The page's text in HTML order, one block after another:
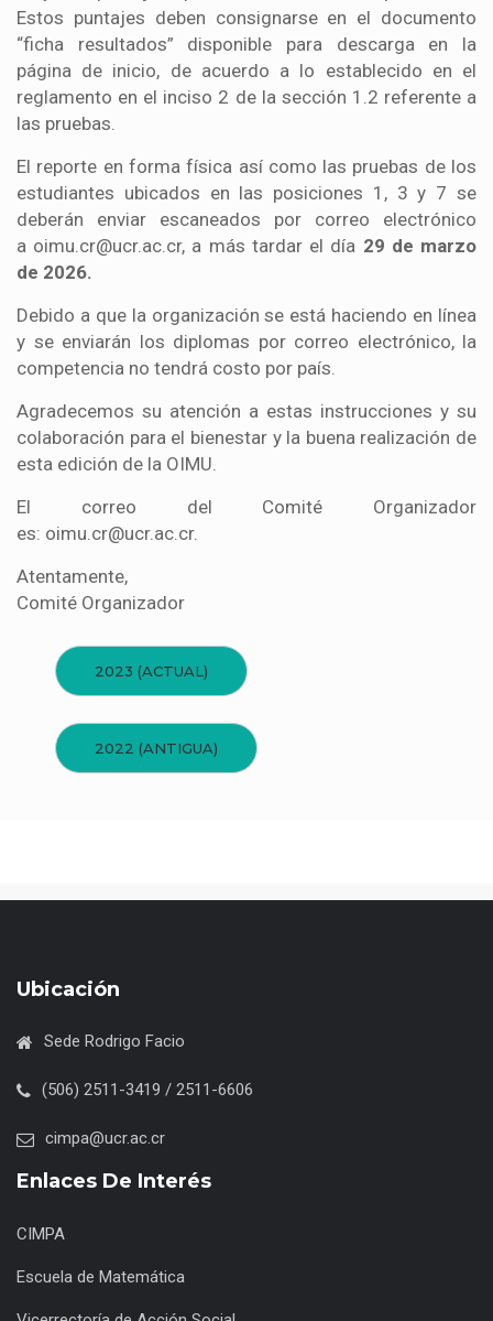
Estos puntajes deben consignarse en el documento
“ficha resultados” disponible para descarga en la
página de inicio, de acuerdo a lo establecido en el
reglamento en el inciso 2 de la sección 1.2 referente a
las pruebas.
El reporte en forma física así como las pruebas de los
estudiantes ubicados en las posiciones 1, 3 y 7 se
deberán enviar escaneados por correo electrónico
a oimu.cr@ucr.ac.cr, a más tardar el día 29 de marzo
de 2026.
Debido a que la organización se está haciendo en línea
y se enviarán los diplomas por correo electrónico, la
competencia no tendrá costo por país.
Agradecemos su atención a estas instrucciones y su
colaboración para el bienestar y la buena realización de
esta edición de la OIMU.
El correo del Comité Organizador
es: oimu.cr@ucr.ac.cr.
Atentamente,
Comité Organizador
2023 (ACTUAL)
2022 (ANTIGUA)
Ubicación
Sede Rodrigo Facio
(506) 2511-3419 / 2511-6606
cimpa@ucr.ac.cr
Enlaces De Interés
CIMPA
Escuela de Matemática